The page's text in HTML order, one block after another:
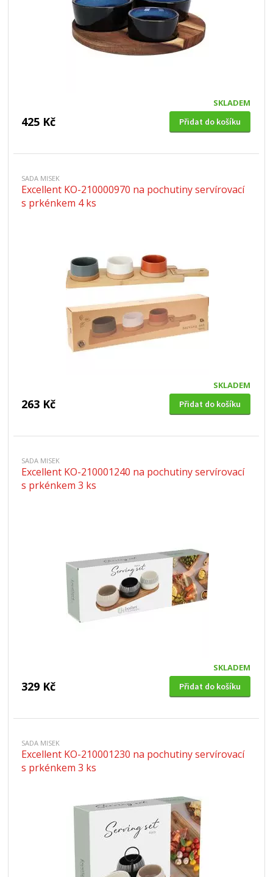
SKLADEM
425 Kč Přidat do košíku
SADA MISEK
Excellent KO-210000970 na pochutiny servírovací
s prkénkem 4 ks
SKLADEM
263 Kč Přidat do košíku
SADA MISEK
Excellent KO-210001240 na pochutiny servírovací
s prkénkem 3 ks
SKLADEM
329 Kč Přidat do košíku
SADA MISEK
Excellent KO-210001230 na pochutiny servírovací
s prkénkem 3 ks